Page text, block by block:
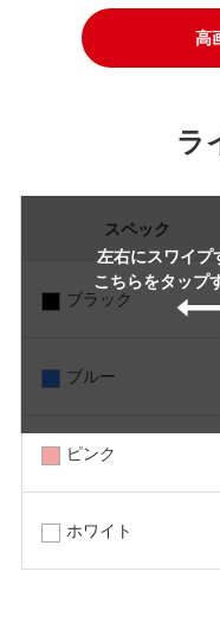
高
ラ
左右にスワイプ
こちらをタップ
スペック
ブラック
ブルー
ピンク
ホワイト